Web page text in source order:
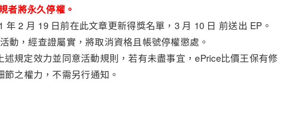
者將永久停權。
年 2 月 19 日前在此文章更新得獎名單，3 月 10 日 前送出 EP。
動，經查證屬實，將取消資格且帳號停權懲處。
述規定效力並同意活動規則，若有未盡事宜，ePrice比價王保有修
之權力，不需另行通知。